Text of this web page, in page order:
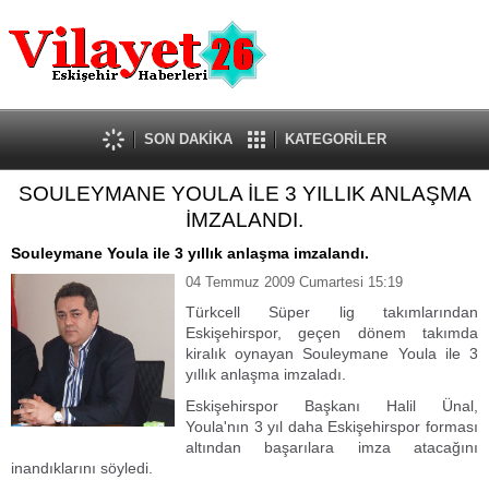
Güncel
Ekonomi
Politika
Eğitim
Spor
Kültür-Sanat
Röportaj
Tanıtım Yazısı
SON DAKİKA KATEGORİLER
SOULEYMANE YOULA İLE 3 YILLIK ANLAŞMA
İMZALANDI.
Souleymane Youla ile 3 yıllık anlaşma imzalandı.
04 Temmuz 2009 Cumartesi 15:19
Türkcell Süper lig takımlarından
Eskişehirspor, geçen dönem takımda
kiralık oynayan Souleymane Youla ile 3
yıllık anlaşma imzaladı.
Eskişehirspor Başkanı Halil Ünal,
Youla'nın 3 yıl daha Eskişehirspor forması
altından başarılara imza atacağını
inandıklarını söyledi.